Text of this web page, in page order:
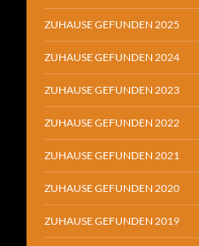
ZUHAUSE GEFUNDEN 2025
ZUHAUSE GEFUNDEN 2024
ZUHAUSE GEFUNDEN 2023
ZUHAUSE GEFUNDEN 2022
ZUHAUSE GEFUNDEN 2021
ZUHAUSE GEFUNDEN 2020
ZUHAUSE GEFUNDEN 2019